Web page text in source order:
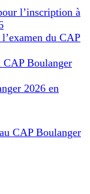
l’inscription à
du CAP
CAP Boulanger
2026 en
CAP Boulanger